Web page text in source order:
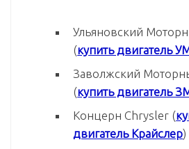
Ульяновский
(купить двигатель
Заволжский
(купить двигатель
Концерн Chrysler (
двигатель Крайслер)